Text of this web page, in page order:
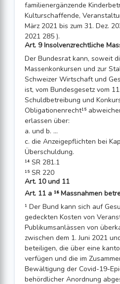
familienergänzende
Kulturschaffende,
März 2021 bis zum 31. Dez.
2021 285 ).
Art. 9 Insolvenzrechtliche
Der Bundesrat kann, soweit
Massenkonkursen und zur
Schweizer Wirtschaft und
ist, vom Bundesgesetz vom
Schuldbetreibung und
Obligationenrecht¹⁵
erlassen über:
a. und b. ...
c. die Anzeigepflichten bei
Überschuldung.
¹⁴ SR 281.1
¹⁵ SR 220
Art. 10 und 11
Art. 11 a ¹⁶ Massnahmen
¹ Der Bund kann sich auf
gedeckten Kosten von
Publikumsanlässen von
zwischen dem 1. Juni 2021
beteiligen, die über eine
verfügen und die im
Bewältigung der Covid-19-
behördlicher Anordnung